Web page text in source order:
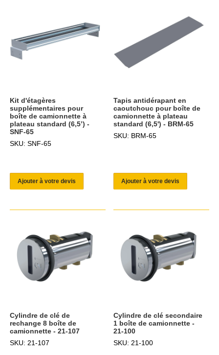
Kit d'étagères
supplémentaires pour
boîte de camionnette à
plateau standard (6,5’) -
SNF-65
SKU: SNF-65
Ajouter à votre devis
Tapis antidérapant en
caoutchouc pour boîte de
camionnette à plateau
standard (6,5') - BRM-65
SKU: BRM-65
Ajouter à votre devis
Cylindre de clé de
rechange 8 boîte de
camionnette - 21-107
SKU: 21-107
Cylindre de clé secondaire
1 boîte de camionnette -
21-100
SKU: 21-100